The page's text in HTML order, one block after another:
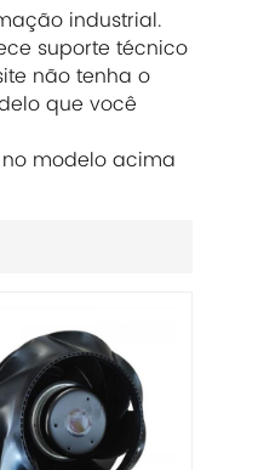
industrial.
suporte técnico
não tenha o
que você
no modelo acima